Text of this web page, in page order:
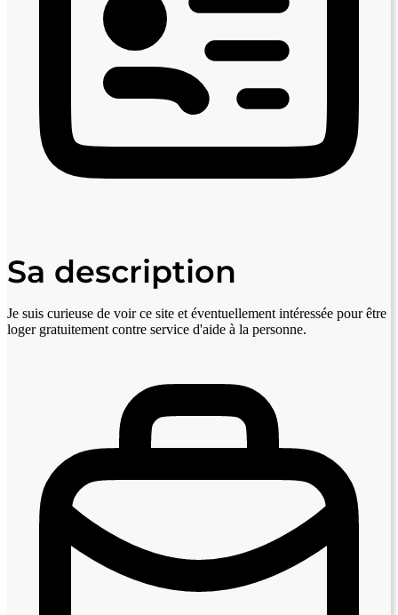
Sa description
Je suis curieuse de voir ce site et éventuellement intéressée pour être
loger gratuitement contre service d'aide à la personne.